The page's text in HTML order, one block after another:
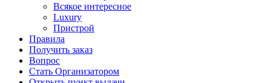
Всякое интересное
Luxury
Пристрой
Правила
Получить заказ
Вопрос
Стать Организатором